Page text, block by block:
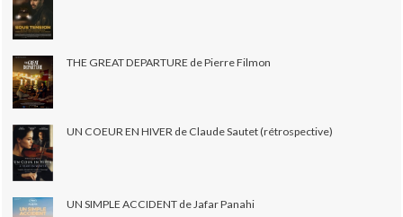
THE GREAT DEPARTURE de Pierre Filmon
UN COEUR EN HIVER de Claude Sautet (rétrospective)
UN SIMPLE ACCIDENT de Jafar Panahi